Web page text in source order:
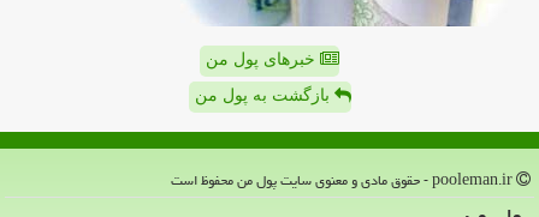
خبرهای پول من
بازگشت به پول من